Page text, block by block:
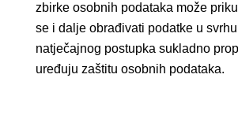
zbirke osobnih podataka može
se i dalje obrađivati podatke u
natječajnog postupka sukladno
uređuju zaštitu osobnih podataka.